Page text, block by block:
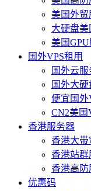
美国外贸
大硬盘
美国
国外VPS租用
国外云服
国外大硬
便宜国外
CN2美国
香港服务器
香港大
香港站
香港高
优惠码